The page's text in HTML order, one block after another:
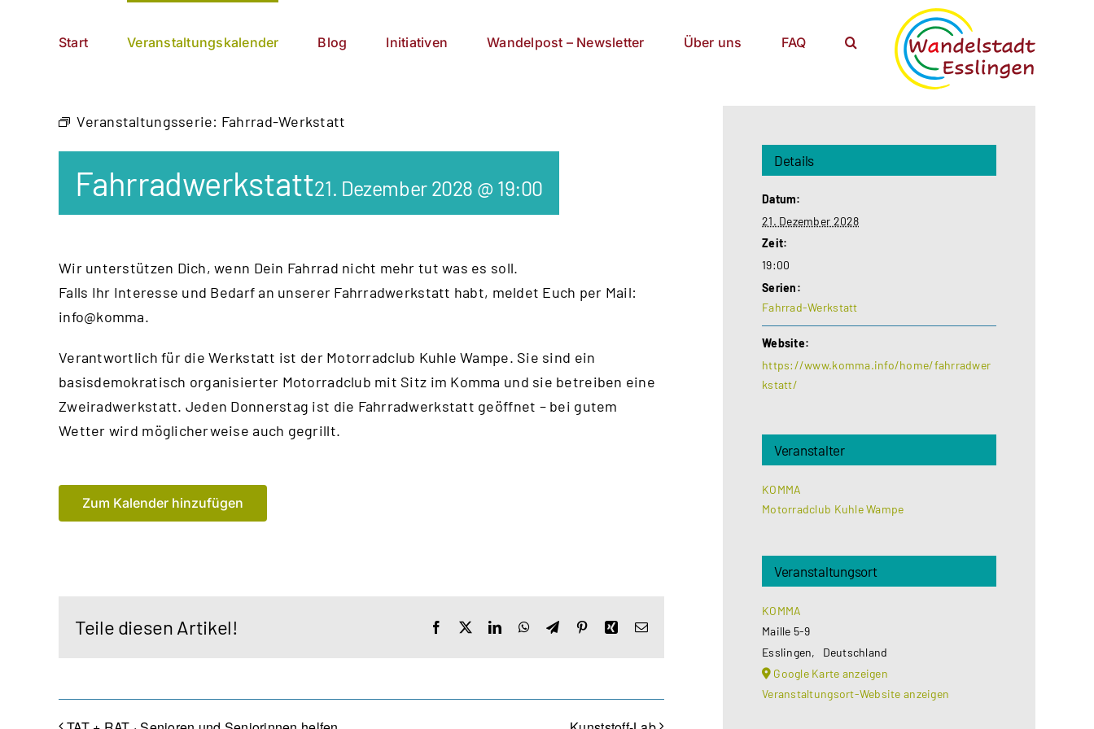
Start Veranstaltungskalender Blog Initiativen Wandelpost – Newsletter Über uns FAQ
Veranstaltungsserie: Fahrrad-Werkstatt
Fahrradwerkstatt21. Dezember 2028 @ 19:00
Wir unterstützen Dich, wenn Dein Fahrrad nicht mehr tut was es soll.
Falls Ihr Interesse und Bedarf an unserer Fahrradwerkstatt habt, meldet Euch per Mail:
info@komma.
Verantwortlich für die Werkstatt ist der Motorradclub Kuhle Wampe. Sie sind ein
basisdemokratisch organisierter Motorradclub mit Sitz im Komma und sie betreiben eine
Zweiradwerkstatt. Jeden Donnerstag ist die Fahrradwerkstatt geöffnet – bei gutem
Wetter wird möglicherweise auch gegrillt.
Zum Kalender hinzufügen
Teile diesen Artikel! Facebook LinkedInWhatsApp
TelegramPinterestXingE-
Details
Datum:
21. Dezember 2028
Zeit:
19:00
Serien:
Fahrrad-Werkstatt
Website:
https://www.komma.info/home/fahrradwer
kstatt/
Veranstalter
KOMMA
Motorradclub Kuhle Wampe
Veranstaltungsort
KOMMA
Maille 5-9
Esslingen,
Deutschland
Google Karte anzeigen
Veranstaltungsort-Website anzeigen